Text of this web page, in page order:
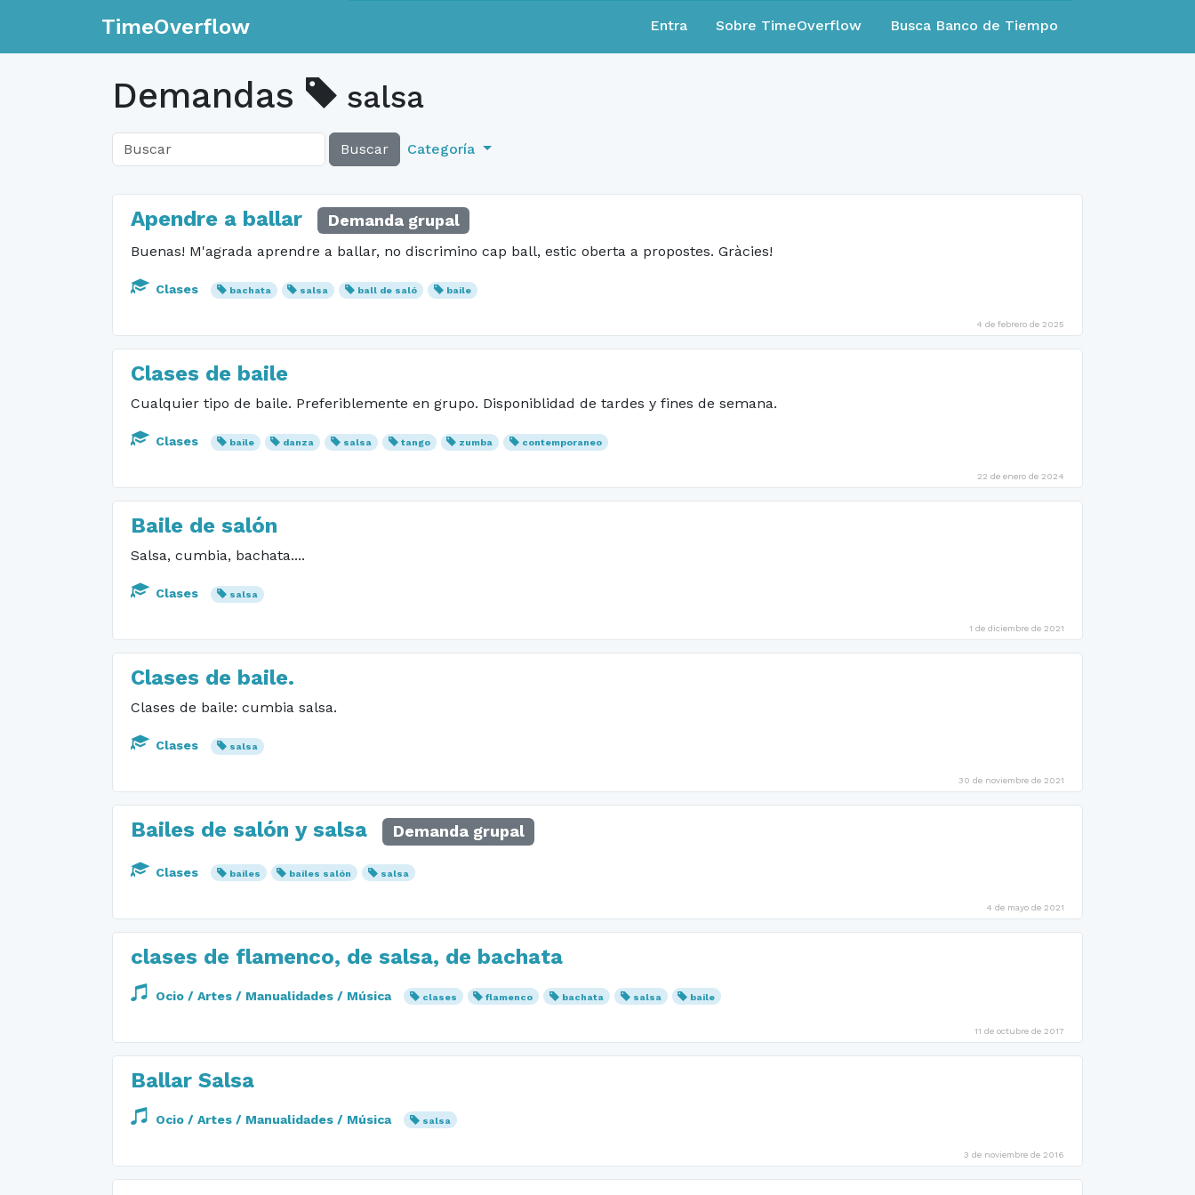
TimeOverflow Entra Sobre TimeOverflow Busca Banco de Tiempo
Demandas salsa
Buscar Categoría
Apendre a ballar Demanda grupal
Buenas! M'agrada aprendre a ballar, no discrimino cap ball, estic oberta a propostes. Gràcies!
Clases bachata salsa ball de saló baile
4 de febrero de 2025
Clases de baile
Cualquier tipo de baile. Preferiblemente en grupo. Disponiblidad de tardes y fines de semana.
Clases baile danza salsa tango zumba contemporaneo
22 de enero de 2024
Baile de salón
Salsa, cumbia, bachata....
Clases salsa
1 de diciembre de 2021
Clases de baile.
Clases de baile: cumbia salsa.
Clases salsa
30 de noviembre de 2021
Bailes de salón y salsa Demanda grupal
Clases bailes bailes salón salsa
4 de mayo de 2021
clases de flamenco, de salsa, de bachata
Ocio / Artes / Manualidades / Música clases flamenco bachata salsa baile
11 de octubre de 2017
Ballar Salsa
Ocio / Artes / Manualidades / Música salsa
3 de noviembre de 2016